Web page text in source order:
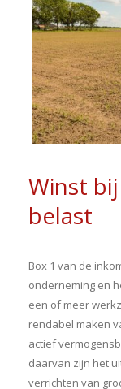
Winst
belast
Box 1 van de
onderneming en
een of meer
rendabel maken
actief
daarvan zijn het
verrichten van